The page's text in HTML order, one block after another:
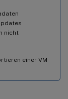
nicht
einer VM